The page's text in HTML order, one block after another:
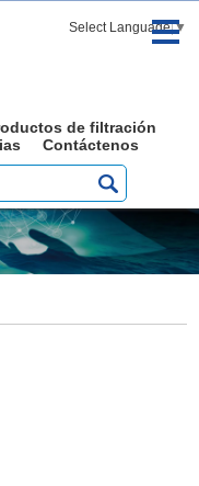
Select Language ▼
de filtración
Contáctenos